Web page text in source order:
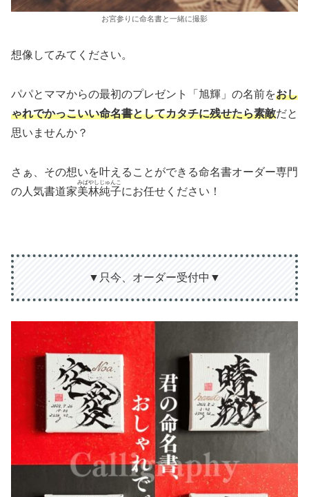
お宮参りに命名書と一緒に撮影
想像してみてください。
パパとママからの最初のプレゼント「旭輝」の名前をおし
ゃれでかっこいい命名書としてカタチに残せたら素敵だと
思いませんか？
さぁ、その想いを叶えることができる命名書オーダー専門
の人気書道家美林純子
みばやしじゅんこ
にお任せください！
▼只今、オーダー受付中▼